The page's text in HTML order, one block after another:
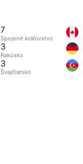
7
Spojené kráľovstvo
3
Rakúsko
3
Švajčiarsko